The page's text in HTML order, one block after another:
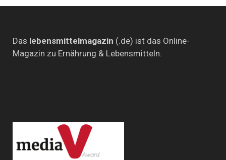
Das lebensmittelmagazin (.de) ist das Online-
Magazin zu Ernährung & Lebensmitteln.